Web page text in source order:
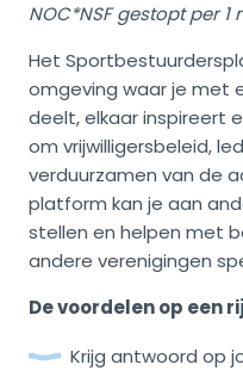
NOC*NSF gestopt per 1
Het
omgeving waar je met
deelt, elkaar inspireert
om vrijwilligersbeleid,
verduurzamen van de
platform kan je aan
stellen en helpen met
andere verenigingen
De voordelen op een rij
Krijg antwoord op